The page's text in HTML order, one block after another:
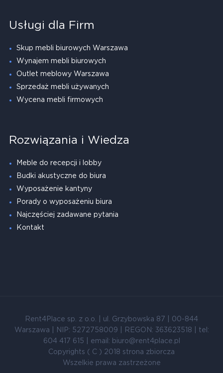
Usługi dla Firm
Skup mebli biurowych Warszawa
Wynajem mebli biurowych
Outlet meblowy Warszawa
Sprzedaż mebli używanych
Wycena mebli firmowych
Rozwiązania i Wiedza
Meble do recepcji i lobby
Budki akustyczne do biura
Wyposażenie kantyny
Porady o wyposażeniu biura
Najczęściej zadawane pytania
Kontakt
Rent4Place sp. z o.o. | ul. Grzybowska 87 | 00-844
Warszawa | NIP: 5272758009 | REGON: 363623518 | tel:
604 417 615 | email: biuro@rent4place.pl
Copyrights ( C ) 2018 strona zbiorcza
Wszelkie prawa zastrzeżone